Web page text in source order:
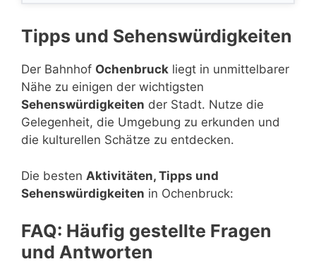
Tipps und Sehenswürdigkeiten
Der Bahnhof Ochenbruck liegt in unmittelbarer
Nähe zu einigen der wichtigsten
Sehenswürdigkeiten der Stadt. Nutze die
Gelegenheit, die Umgebung zu erkunden und
die kulturellen Schätze zu entdecken.
Die besten Aktivitäten, Tipps und
Sehenswürdigkeiten in Ochenbruck:
FAQ: Häufig gestellte Fragen
und Antworten